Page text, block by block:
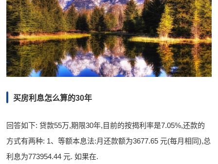
买房利息怎么算的30年
回答如下: 贷款55万,期限30年,目前的按揭利率是7.05%,还款的
方式有两种: 1、等额本息法:月还款额为3677.65 元(每月相同),总
利息为773954.44 元. 如果在.